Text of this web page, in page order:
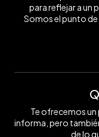
para reflejar a un
Somos el punto de
Te ofrecemos
informa, pero
de lo